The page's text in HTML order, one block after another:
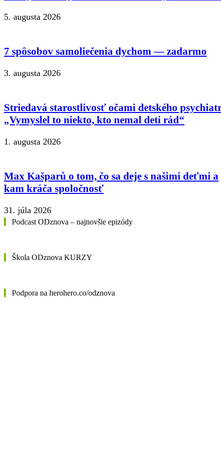
5. augusta 2026
7 spôsobov samoliečenia dychom — zadarmo
3. augusta 2026
Striedavá starostlivosť očami detského
„Vymyslel to niekto, kto nemal deti rád“
1. augusta 2026
Max Kašparů o tom, čo sa deje s našimi deťmi a
kam kráča spoločnosť
31. júla 2026
Podcast ODznova – najnovšie epizódy
Škola ODznova KURZY
Podpora na herohero.co/odznova